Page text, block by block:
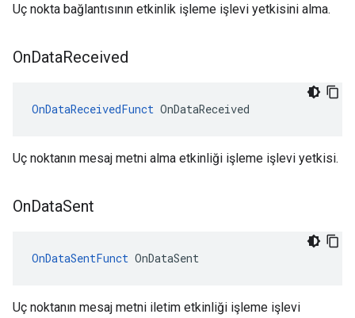
Uç nokta bağlantısının etkinlik işleme işlevi yetkisini alma.
OnDataReceived
OnDataReceivedFunct OnDataReceived
Uç noktanın mesaj metni alma etkinliği işleme işlevi yetkisi.
OnDataSent
OnDataSentFunct OnDataSent
Uç noktanın mesaj metni iletim etkinliği işleme işlevi